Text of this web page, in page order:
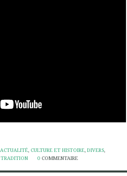
ACTUALITÉ, CULTURE ET HISTOIRE, DIVERS,
TRADITION 0 COMMENTAIRE